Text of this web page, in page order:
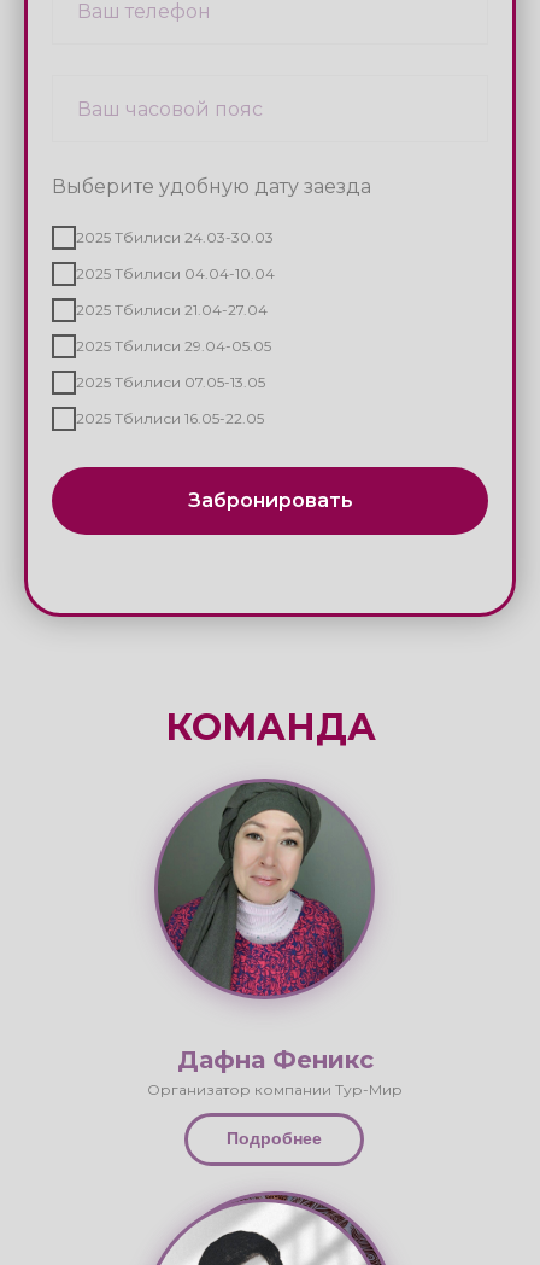
2025 Тбилиси 21.04-27.04
2025 Тбилиси 29.04-05.05
2025 Тбилиси 07.05-13.05
2025 Тбилиси 16.05-22.05
Забронировать
КОМАНДА
Организатор компании Тур-Мир
Дафна Феникс